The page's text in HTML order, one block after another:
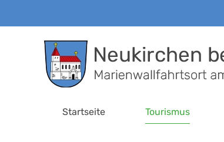
Zum Hauptinhalt springen
Startseite Tourismus